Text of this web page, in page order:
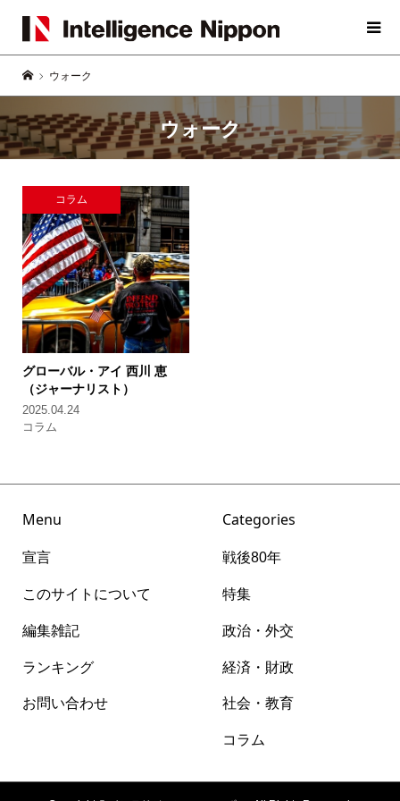
ウォーク
ウォーク
コラム
グローバル・アイ 西川 恵
（ジャーナリスト）
2025.04.24
コラム
Menu
宣言
このサイトについて
編集雑記
ランキング
お問い合わせ
Categories
戦後80年
特集
政治・外交
経済・財政
社会・教育
コラム